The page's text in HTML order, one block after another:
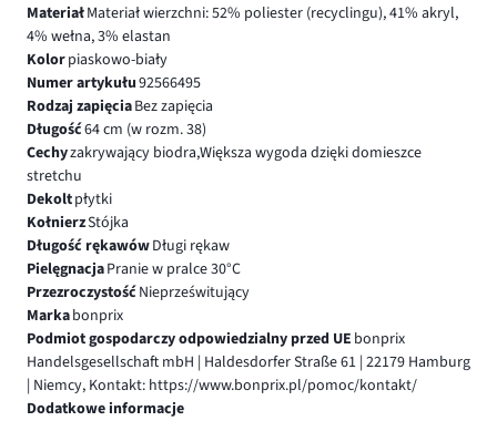
MateriałMateriał wierzchni: 52% poliester (recyclingu), 41% akryl,
4% wełna, 3% elastan
Kolorpiaskowo-biały
Numer artykułu92566495
Rodzaj zapięciaBez zapięcia
Długość64 cm (w rozm. 38)
Cechyzakrywający biodra,Większa wygoda dzięki domieszce
stretchu
Dekoltpłytki
KołnierzStójka
Długość rękawówDługi rękaw
PielęgnacjaPranie w pralce 30°C
PrzezroczystośćNieprześwitujący
Markabonprix
Podmiot gospodarczy odpowiedzialny przed UE bonprix
Handelsgesellschaft mbH | Haldesdorfer Straße 61 | 22179 Hamburg
| Niemcy, Kontakt: https://www.bonprix.pl/pomoc/kontakt/
Dodatkowe informacje